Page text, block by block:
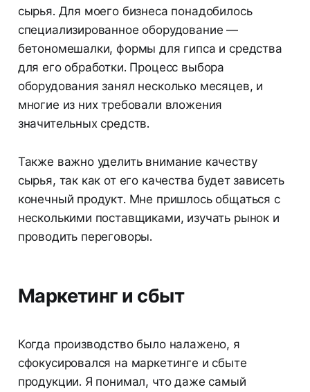
сырья. Для моего бизнеса понадобилось
специализированное оборудование —
бетономешалки, формы для гипса и средства
для его обработки. Процесс выбора
оборудования занял несколько месяцев, и
многие из них требовали вложения
значительных средств.
Также важно уделить внимание качеству
сырья, так как от его качества будет зависеть
конечный продукт. Мне пришлось общаться с
несколькими поставщиками, изучать рынок и
проводить переговоры.
Маркетинг и сбыт
Когда производство было налажено, я
сфокусировался на маркетинге и сбыте
продукции. Я понимал, что даже самый